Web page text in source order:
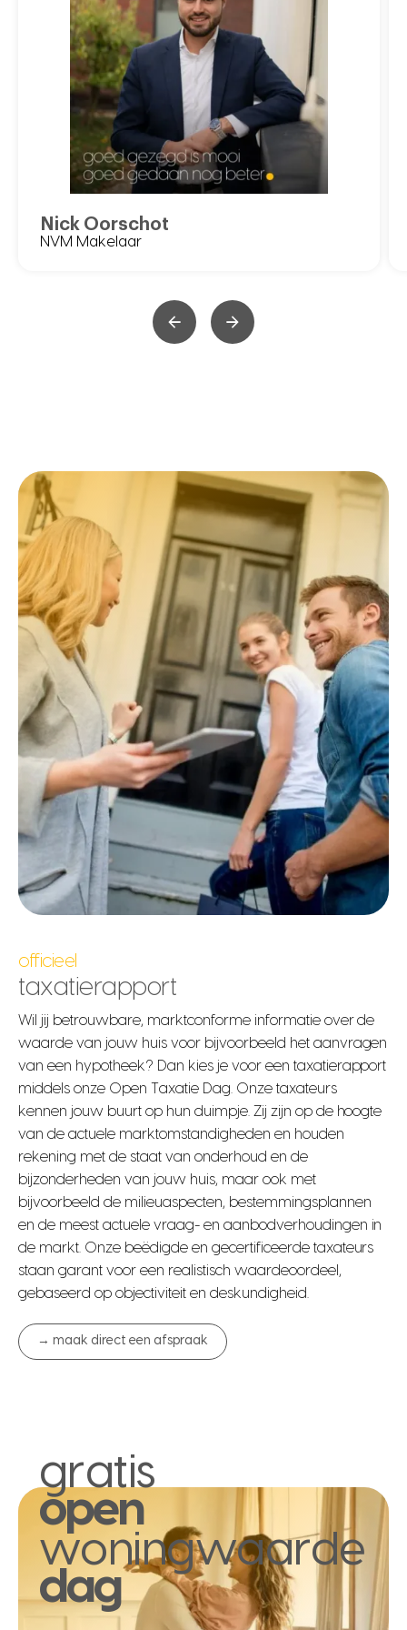
Nick Oorschot
NVM Makelaar
officieel
taxatierapport
Wil jij betrouwbare, marktconforme informatie over de
waarde van jouw huis voor bijvoorbeeld het aanvragen
van een hypotheek? Dan kies je voor een taxatierapport
middels onze Open Taxatie Dag. Onze taxateurs
kennen jouw buurt op hun duimpje. Zij zijn op de hoogte
van de actuele marktomstandigheden en houden
rekening met de staat van onderhoud en de
bijzonderheden van jouw huis, maar ook met
bijvoorbeeld de milieuaspecten, bestemmingsplannen
en de meest actuele vraag- en aanbodverhoudingen in
de markt. Onze beëdigde en gecertificeerde taxateurs
staan garant voor een realistisch waardeoordeel,
gebaseerd op objectiviteit en deskundigheid.
→ maak direct een afspraak
gratis
open
woningwaarde
dag